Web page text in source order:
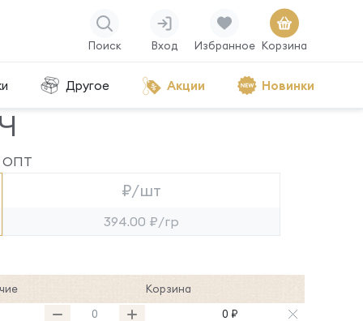
Поиск Вход Избранное Корзина
Другое Акции Новинки
ОПТ
₽/шт
394.00 ₽/гр
Корзина
0 ₽